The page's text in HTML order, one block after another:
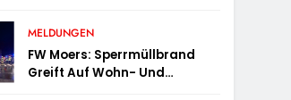
Schwer Verletzt
MELDUNGEN
FW Moers: Sperrmüllbrand
Greift Auf Wohn- Und